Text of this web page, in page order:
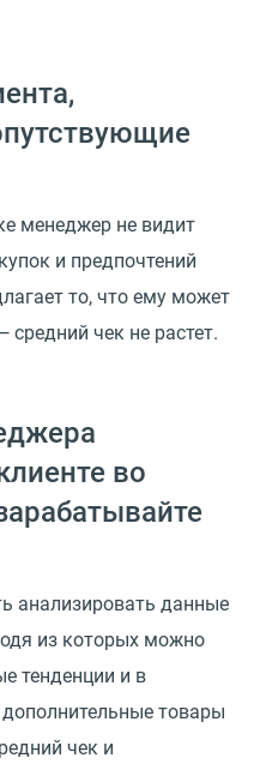
менеджер не видит
и предпочтений
то, что ему может
средний чек не растет.
во
анализировать данные
из которых можно
тенденции и в
товары
чек и